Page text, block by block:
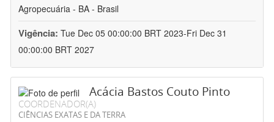
Agropecuária - BA - Brasil
Vigência: Tue Dec 05 00:00:00 BRT 2023-Fri Dec 31
00:00:00 BRT 2027
Acácia Bastos Couto Pinto
COORDENADOR(A)
CIÊNCIAS EXATAS E DA TERRA